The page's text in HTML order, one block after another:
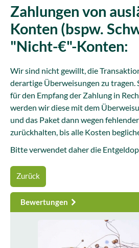
Zahlungen von
Konten (bspw.
"Nicht-€"-Konten:
Wir sind nicht gewillt, die
derartige Überweisungen zu tragen.
für den Empfang der Zahlung in
werden wir diese mit dem
und das Paket dann wegen
zurückhalten, bis alle Kosten
Bitte verwendet daher die
Zurück
Bewertungen